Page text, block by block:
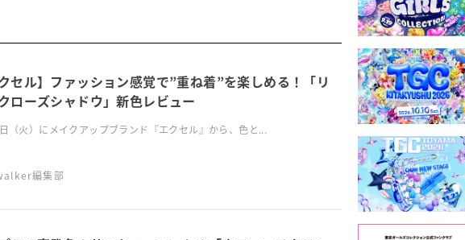
セル】ファッション感覚で”重ね着”を楽しめる！「リ
ローズシャドウ」新色レビュー
（火）にメイクアップブランド『エクセル』から、色と...
編集部